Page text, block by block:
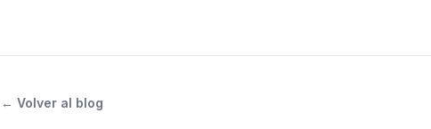
← Volver al blog